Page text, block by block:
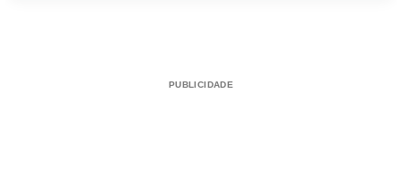
PUBLICIDADE